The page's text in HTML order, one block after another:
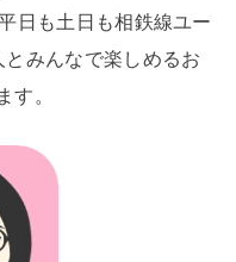
日も土日も相鉄線ユー
みんなで楽しめるお
す。